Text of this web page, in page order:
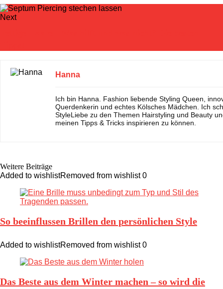
Next
Hanna
Ich bin Hanna. Fashion liebende Styling Queen,
Querdenkerin und echtes Kölsches Mädchen. Ich
StyleLiebe zu den Themen Hairstyling und Beauty
meinen Tipps & Tricks inspirieren zu können.
Weitere Beiträge
Added to wishlistRemoved from wishlist 0
So beeinflussen Brillen den persönlichen Style
Added to wishlistRemoved from wishlist 0
Das Beste aus dem Winter machen – so wird die